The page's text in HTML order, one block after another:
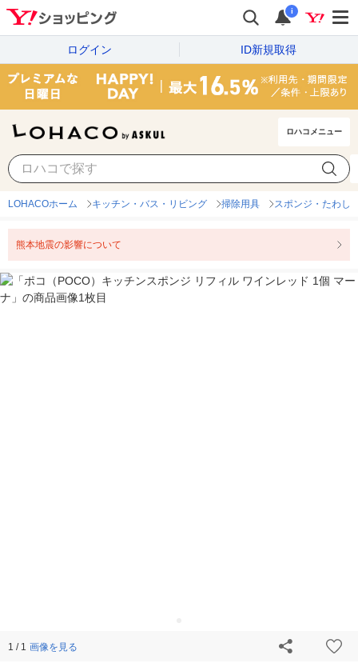
i
ログイン ID新規取得
ロハコメニュー
LOHACOホーム キッチン・バス・リビング 掃除用具 スポンジ・たわし
熊本地震の影響について
1 / 1 画像を見る